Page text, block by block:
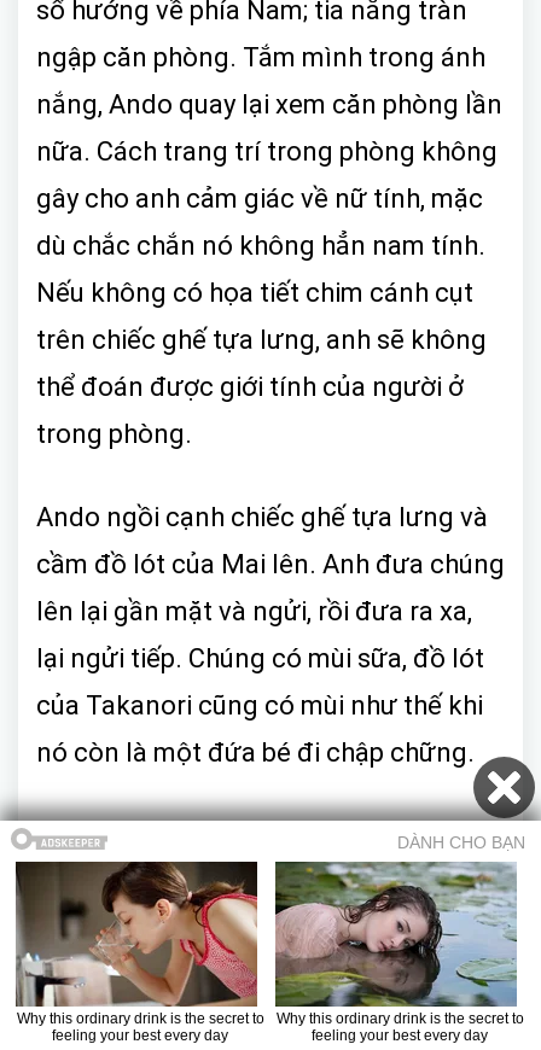
Trở về truyện Chương trước Mục lục Chương sau Truyện ma
sổ hướng về phía Nam; tia nắng tràn
ngập căn phòng. Tắm mình trong ánh
nắng, Ando quay lại xem căn phòng lần
nữa. Cách trang trí trong phòng không
gây cho anh cảm giác về nữ tính, mặc
dù chắc chắn nó không hẳn nam tính.
Nếu không có họa tiết chim cánh cụt
trên chiếc ghế tựa lưng, anh sẽ không
thể đoán được giới tính của người ở
trong phòng.
Ando ngồi cạnh chiếc ghế tựa lưng và
cầm đồ lót của Mai lên. Anh đưa chúng
lên lại gần mặt và ngửi, rồi đưa ra xa,
lại ngửi tiếp. Chúng có mùi sữa, đồ lót
của Takanori cũng có mùi như thế khi
nó còn là một đứa bé đi chập chững.
Ando đặt đồ lót xuống chỗ cũ và xoay
người cho đến khi mắt anh bắt gặp
chiếc tivi. Đèn nguồn sáng đỏ: chiếc
VCR vẫn đang bật. Anh nhấn nút
EJECT và một cuốn băng chui ra. Trên